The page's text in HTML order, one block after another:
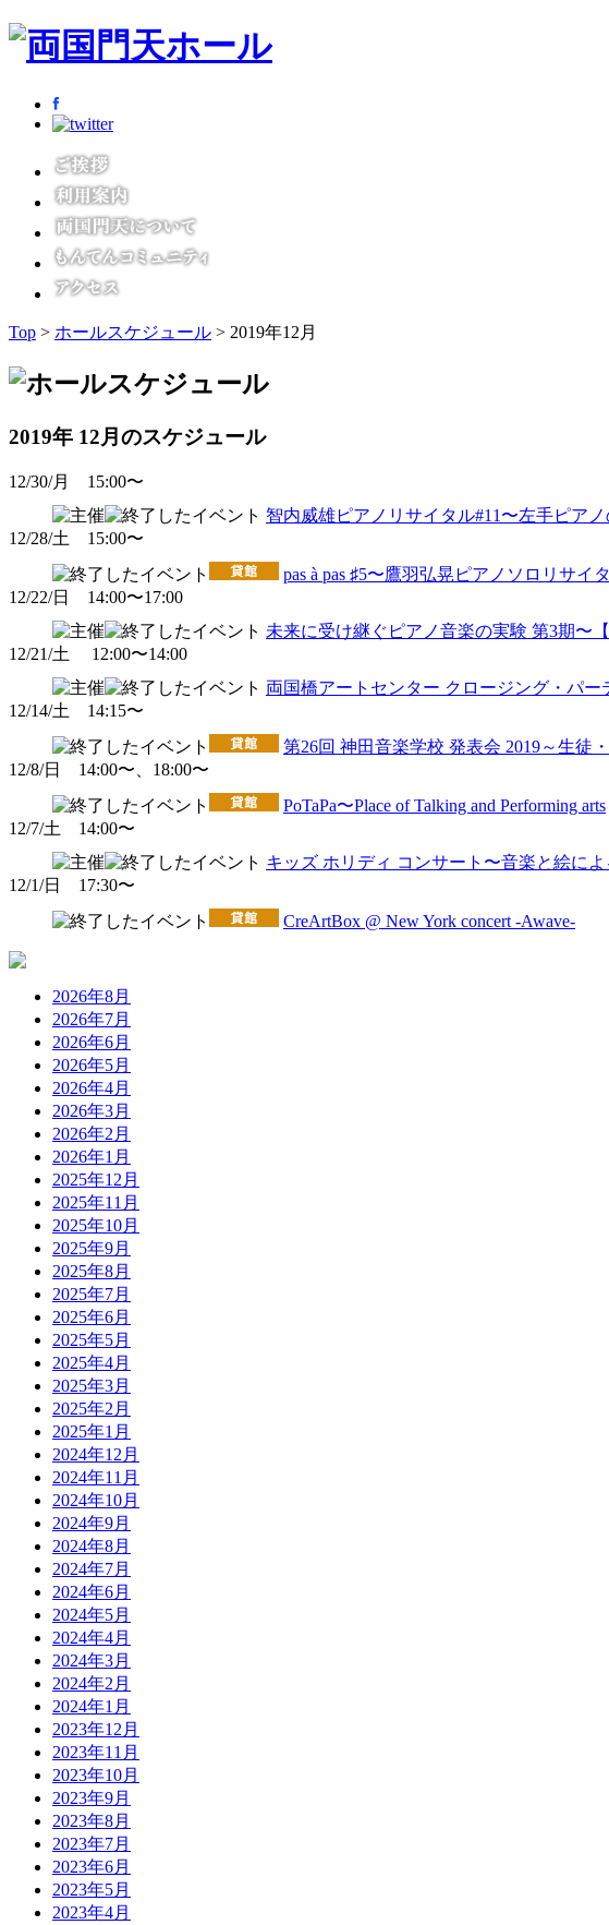
Top > ホールスケジュール > 2019年12月
2019年 12月のスケジュール
12/30/月 15:00〜
智内威雄ピアノリサイタル#11〜左手ピア
12/28/土 15:00〜
pas à pas ♯5〜鷹羽弘晃ピアノソロリサイ
12/22/日 14:00〜17:00
未来に受け継ぐピアノ音楽の実験 第3期〜
12/21/土 12:00〜14:00
両国橋アートセンター クロージング・パ
12/14/土 14:15〜
第26回 神田音楽学校 発表会 2019～生徒
12/8/日 14:00〜、18:00〜
PoTaPa〜Place of Talking and Performing arts
12/7/土 14:00〜
キッズ ホリディ コンサート〜音楽と絵に
12/1/日 17:30〜
CreArtBox @ New York concert -Awave-
2026年8月
2026年7月
2026年6月
2026年5月
2026年4月
2026年3月
2026年2月
2026年1月
2025年12月
2025年11月
2025年10月
2025年9月
2025年8月
2025年7月
2025年6月
2025年5月
2025年4月
2025年3月
2025年2月
2025年1月
2024年12月
2024年11月
2024年10月
2024年9月
2024年8月
2024年7月
2024年6月
2024年5月
2024年4月
2024年3月
2024年2月
2024年1月
2023年12月
2023年11月
2023年10月
2023年9月
2023年8月
2023年7月
2023年6月
2023年5月
2023年4月